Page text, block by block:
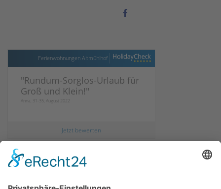
Ferienwohnungen Altmühlhof
"Rundum-Sorglos-Urlaub für
Groß und Klein!"
Anna, 31-35, August 2022
Jetzt bewerten